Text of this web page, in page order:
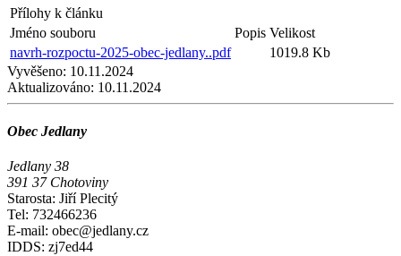
Přílohy k článku
Jméno souboru
Popis Velikost
navrh-rozpoctu-2025-obec-jedlany..pdf
1019.8 Kb
Vyvěšeno: 10.11.2024
Aktualizováno: 10.11.2024
Obec Jedlany
Jedlany 38
391 37 Chotoviny
Starosta: Jiří Plecitý
Tel: 732466236
E-mail: obec@jedlany.cz
IDDS: zj7ed44